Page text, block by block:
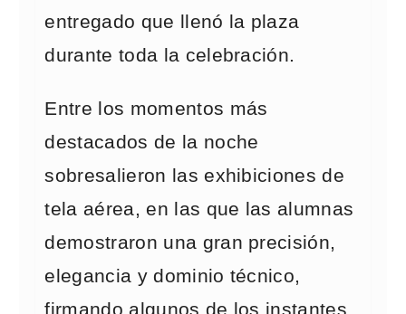
entregado que llenó la plaza
durante toda la celebración.
Entre los momentos más
destacados de la noche
sobresalieron las exhibiciones de
tela aérea, en las que las alumnas
demostraron una gran precisión,
elegancia y dominio técnico,
firmando algunos de los instantes